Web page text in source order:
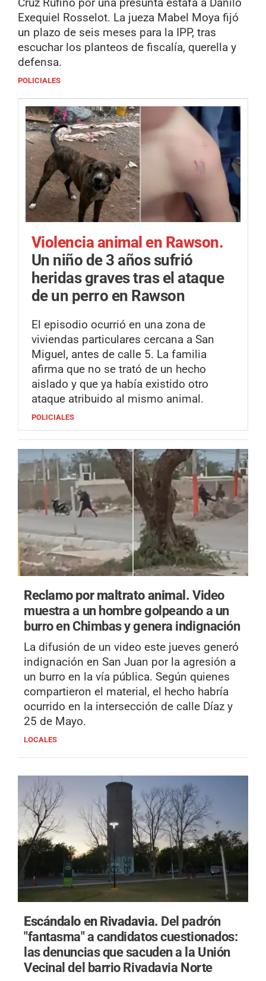
Cruz Rufino por una presunta estafa a Danilo
Exequiel Rosselot. La jueza Mabel Moya fijó
un plazo de seis meses para la IPP, tras
escuchar los planteos de fiscalía, querella y
defensa.
POLICIALES
Violencia animal en Rawson.
Un niño de 3 años sufrió
heridas graves tras el ataque
de un perro en Rawson
El episodio ocurrió en una zona de
viviendas particulares cercana a San
Miguel, antes de calle 5. La familia
afirma que no se trató de un hecho
aislado y que ya había existido otro
ataque atribuido al mismo animal.
POLICIALES
Reclamo por maltrato animal.Video
muestra a un hombre golpeando a un
burro en Chimbas y genera indignación
La difusión de un video este jueves generó
indignación en San Juan por la agresión a
un burro en la vía pública. Según quienes
compartieron el material, el hecho habría
ocurrido en la intersección de calle Díaz y
25 de Mayo.
LOCALES
Escándalo en Rivadavia. Del padrón
"fantasma" a candidatos cuestionados:
las denuncias que sacuden a la Unión
Vecinal del barrio Rivadavia Norte